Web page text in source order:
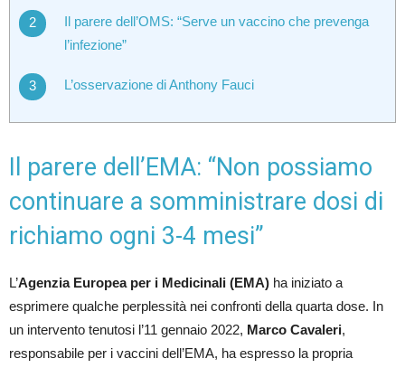
Il parere dell’OMS: “Serve un vaccino che prevenga
l’infezione”
L’osservazione di Anthony Fauci
Il parere dell’EMA: “Non possiamo
continuare a somministrare dosi di
richiamo ogni 3-4 mesi”
L’Agenzia Europea per i Medicinali (EMA) ha iniziato a
esprimere qualche perplessità nei confronti della quarta dose. In
un intervento tenutosi l’11 gennaio 2022, Marco Cavaleri,
responsabile per i vaccini dell’EMA, ha espresso la propria